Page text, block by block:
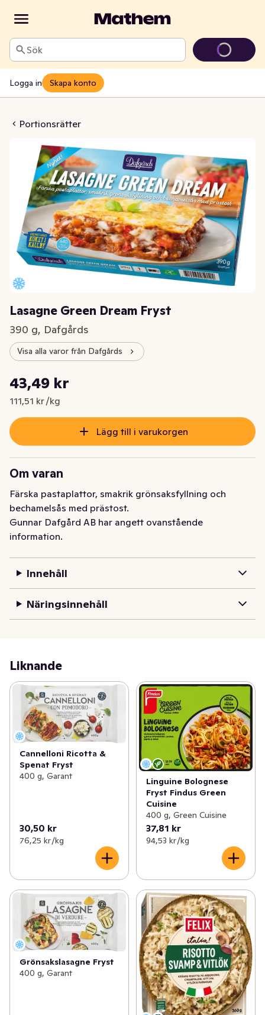
Sök
Logga in Skapa konto
Portionsrätter
Dream Fryst
Lasagne Green Dream Fryst
390 g, Dafgårds
Visa alla varor från Dafgårds
Nuvarande pris är: 43,49 kr
43,49 kr
111,51 kr /kg
Styckpris: 111,51 kr /kg
Lägg till i varukorgen
Om varan
Färska pastaplattor, smakrik grönsaksfyllning och
bechamelsås med prästost.
Gunnar Dafgård AB har angett ovanstående
information.
Innehåll
Näringsinnehåll
Liknande
Cannelloni Ricotta &
Spenat Fryst
400 g, Garant
30,50 kr
76,25 kr /kg
Linguine Bolognese
Fryst Findus Green
Cuisine
400 g, Green Cuisine
37,81 kr
94,53 kr /kg
Grönsakslasagne Fryst
400 g, Garant